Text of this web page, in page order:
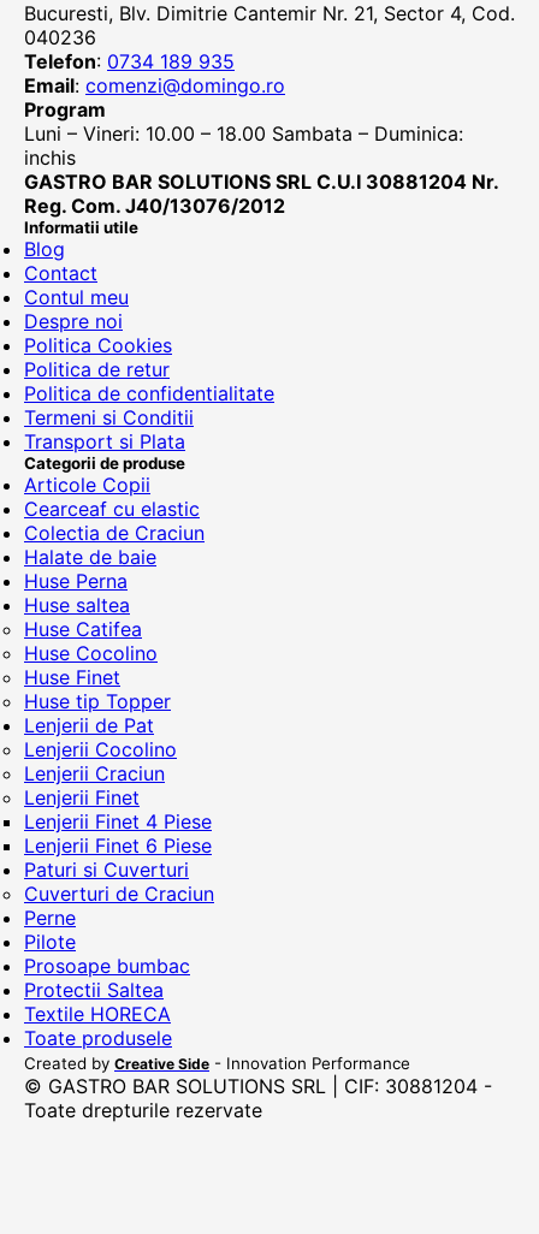
Bucuresti, Blv. Dimitrie Cantemir Nr. 21, Sector 4, Cod.
040236
Telefon: 0734 189 935
Email: comenzi@domingo.ro
Program
Luni – Vineri: 10.00 – 18.00 Sambata – Duminica:
inchis
GASTRO BAR SOLUTIONS SRL C.U.I 30881204 Nr.
Reg. Com. J40/13076/2012
Informatii utile
Blog
Contact
Contul meu
Despre noi
Politica Cookies
Politica de retur
Politica de confidentialitate
Termeni si Conditii
Transport si Plata
Categorii de produse
Articole Copii
Cearceaf cu elastic
Colectia de Craciun
Halate de baie
Huse Perna
Huse saltea
Huse Catifea
Huse Cocolino
Huse Finet
Huse tip Topper
Lenjerii de Pat
Lenjerii Cocolino
Lenjerii Craciun
Lenjerii Finet
Lenjerii Finet 4 Piese
Lenjerii Finet 6 Piese
Paturi si Cuverturi
Cuverturi de Craciun
Perne
Pilote
Prosoape bumbac
Protectii Saltea
Textile HORECA
Toate produsele
Created by Creative Side - Innovation Performance
© GASTRO BAR SOLUTIONS SRL | CIF: 30881204 -
Toate drepturile rezervate